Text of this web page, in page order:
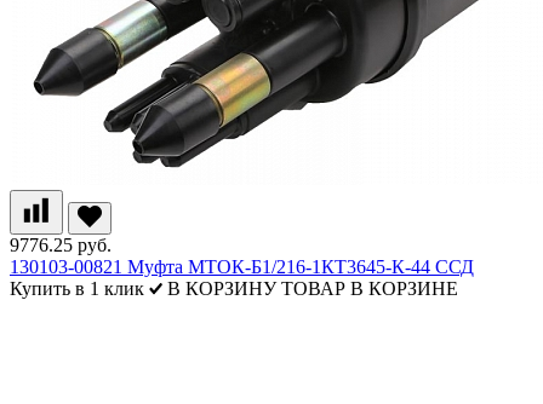
9776.25 руб.
130103-00821 Муфта МТОК-Б1/216-1КТ3645-К-44 ССД
Купить в 1 клик
В КОРЗИНУ ТОВАР В КОРЗИНЕ